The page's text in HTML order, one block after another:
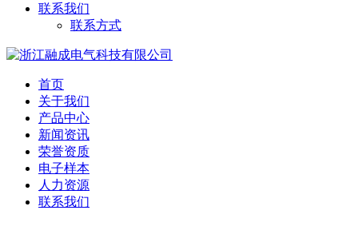
联系我们
联系方式
首页
关于我们
产品中心
新闻资讯
荣誉资质
电子样本
人力资源
联系我们